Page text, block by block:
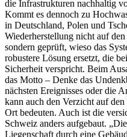
die Infrastrukturen nachhaltig
Kommt es dennoch zu
in Deutschland, Polen und
Wiederherstellung nicht auf
sondern geprüft, wieso das
robustere Lösung ersetzt, die
Sicherheit verspricht. Beim
das Motto – Denke das
nächsten Ereignisses oder die
kann auch den Verzicht auf
Ort bedeuten. Auch ist die
Schweiz anders aufgebaut.
Liegenschaft durch eine